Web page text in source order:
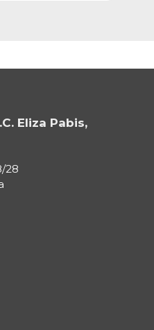
Eliza Pabis,
28